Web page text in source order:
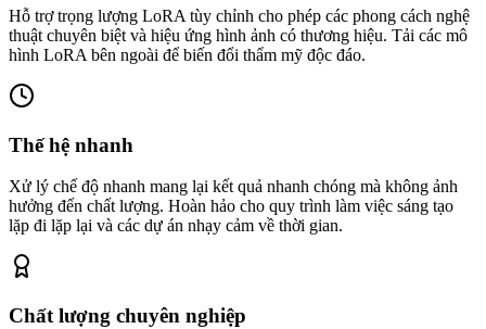
Hỗ trợ trọng lượng LoRA tùy chỉnh cho phép các phong cách nghệ
thuật chuyên biệt và hiệu ứng hình ảnh có thương hiệu. Tải các mô
hình LoRA bên ngoài để biến đổi thẩm mỹ độc đáo.
Thế hệ nhanh
Xử lý chế độ nhanh mang lại kết quả nhanh chóng mà không ảnh
hưởng đến chất lượng. Hoàn hảo cho quy trình làm việc sáng tạo
lặp đi lặp lại và các dự án nhạy cảm về thời gian.
Chất lượng chuyên nghiệp